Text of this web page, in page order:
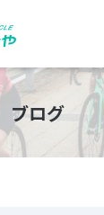
ブログ